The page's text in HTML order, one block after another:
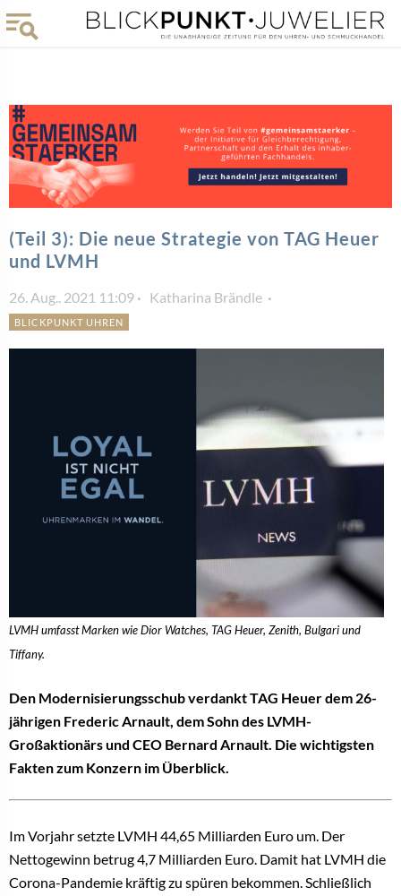
(Teil 3): Die neue Strategie von TAG Heuer
und LVMH
26. Aug.. 2021 11:09 Katharina Brändle
BLICKPUNKT UHREN
LVMH umfasst Marken wie Dior Watches, TAG Heuer, Zenith, Bulgari und
Tiffany.
Den Modernisierungsschub verdankt TAG Heuer dem 26-
jährigen Frederic Arnault, dem Sohn des LVMH-
Großaktionärs und CEO Bernard Arnault. Die wichtigsten
Fakten zum Konzern im Überblick.
Im Vorjahr setzte LVMH 44,65 Milliarden Euro um. Der
Nettogewinn betrug 4,7 Milliarden Euro. Damit hat LVMH die
Corona-Pandemie kräftig zu spüren bekommen. Schließlich